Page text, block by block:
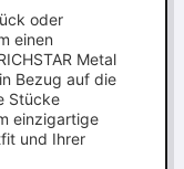
oder
einen
Metal
Bezug auf die
Stücke
einzigartige
und Ihrer